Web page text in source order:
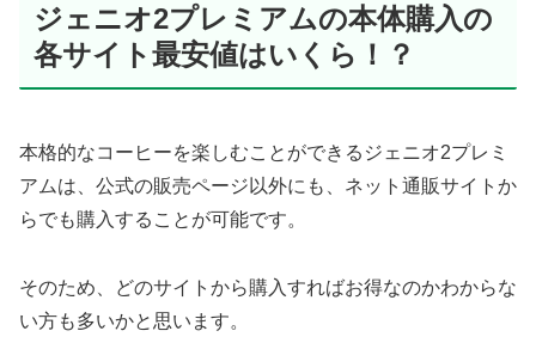
ジェニオ2プレミアムの本体購入の
各サイト最安値はいくら！？
本格的なコーヒーを楽しむことができるジェニオ2プレミ
アムは、公式の販売ページ以外にも、ネット通販サイトか
らでも購入することが可能です。
そのため、どのサイトから購入すればお得なのかわからな
い方も多いかと思います。